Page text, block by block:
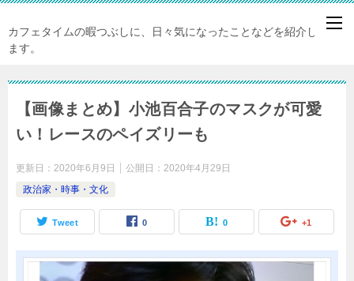
カフェタイムの暇つぶしに、日々気になったことなどを紹介してい
ます。
【画像まとめ】小池百合子のマスクが可愛
い！レースのペイズリーも
更新日： 2020年6月9日 公開日： 2020年4月29日
政治家・時事・文化
Tweet 0 0 +1